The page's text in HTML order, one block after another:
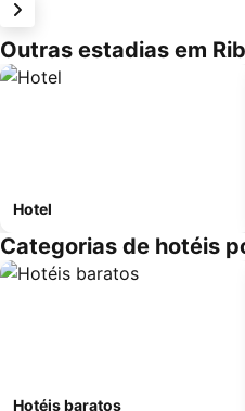
Outras estadias em
Hotel
Categorias de hotéis
Hotéis baratos